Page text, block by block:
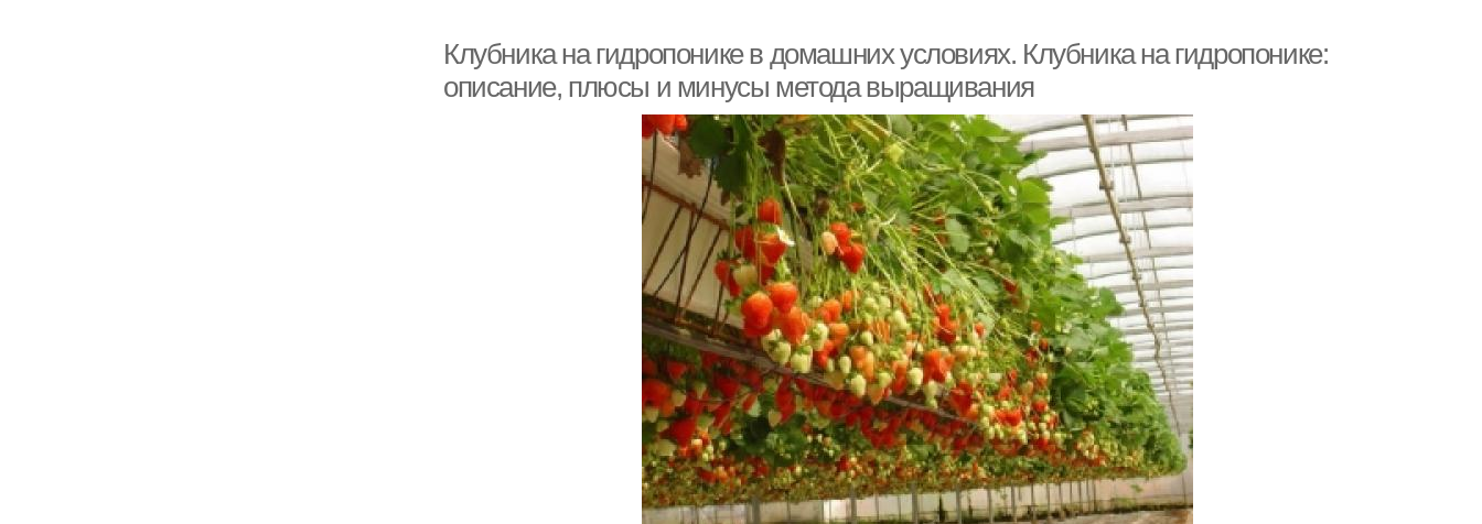
Клубника на гидропонике в домашних условиях. Клубника на гидропонике:
описание, плюсы и минусы метода выращивания